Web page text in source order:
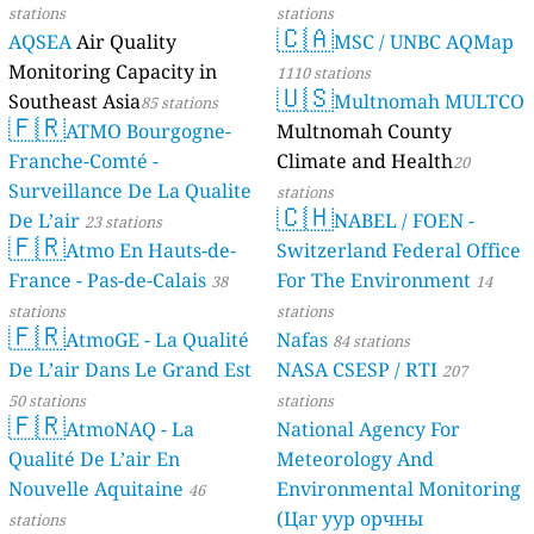
stations
AQSEAAir Quality
Monitoring Capacity in
Southeast Asia85 stations
🇫🇷ATMO Bourgogne-
Franche-Comté -
Surveillance De La Qualite
De L’air 23 stations
🇫🇷Atmo En Hauts-de-
France - Pas-de-Calais 38
stations
🇫🇷AtmoGE - La Qualité
De L’air Dans Le Grand Est
50 stations
🇫🇷AtmoNAQ - La
Qualité De L’air En
Nouvelle Aquitaine 46
stations
stations
🇨🇦MSC / UNBC AQMap
1110 stations
🇺🇸Multnomah MULTCO
Multnomah County
Climate and Health20
stations
🇨🇭NABEL / FOEN -
Switzerland Federal Office
For The Environment 14
stations
Nafas 84 stations
NASA CSESP / RTI 207
stations
National Agency For
Meteorology And
Environmental Monitoring
(Цаг уур орчны